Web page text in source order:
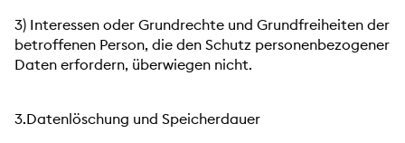
3) Interessen oder Grundrechte und Grundfreiheiten der
betroffenen Person, die den Schutz personenbezogener
Daten erfordern, überwiegen nicht.
3.Datenlöschung und Speicherdauer